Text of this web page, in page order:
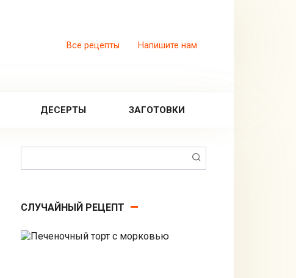
Все рецепты Напишите нам
ДЕСЕРТЫ ЗАГОТОВКИ
СЛУЧАЙНЫЙ РЕЦЕПТ